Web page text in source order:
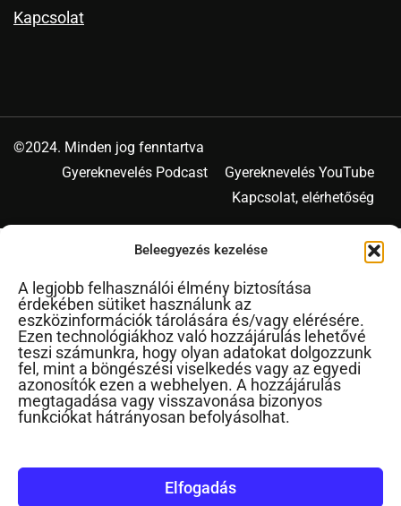
Beleegyezés kezelése
A legjobb felhasználói élmény biztosítása
érdekében sütiket használunk az
eszközinformációk tárolására és/vagy elérésére.
Ezen technológiákhoz való hozzájárulás lehetővé
teszi számunkra, hogy olyan adatokat dolgozzunk
fel, mint a böngészési viselkedés vagy az egyedi
azonosítók ezen a webhelyen. A hozzájárulás
megtagadása vagy visszavonása bizonyos
funkciókat hátrányosan befolyásolhat.
Elfogadás
Kapcsolat
©2024. Minden jog fenntartva
Gyereknevelés Podcast
Gyereknevelés YouTube
Kapcsolat, elérhetőség